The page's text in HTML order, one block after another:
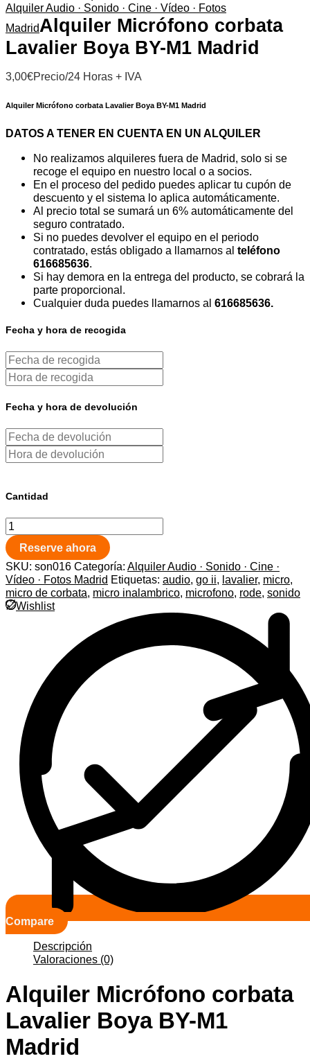
Alquiler Audio · Sonido · Cine · Vídeo · Fotos
MadridAlquiler Micrófono corbata
Lavalier Boya BY-M1 Madrid
3,00€Precio/24 Horas + IVA
Alquiler Micrófono corbata Lavalier Boya BY-M1 Madrid
DATOS A TENER EN CUENTA EN UN ALQUILER
No realizamos alquileres fuera de Madrid, solo si se
recoge el equipo en nuestro local o a socios.
En el proceso del pedido puedes aplicar tu cupón de
descuento y el sistema lo aplica automáticamente.
Al precio total se sumará un 6% automáticamente del
seguro contratado.
Si no puedes devolver el equipo en el periodo
contratado, estás obligado a llamarnos al teléfono
616685636.
Si hay demora en la entrega del producto, se cobrará la
parte proporcional.
Cualquier duda puedes llamarnos al 616685636.
Fecha y hora de recogida
Fecha y hora de devolución
Cantidad
Reserve ahora
SKU: son016 Categoría: Alquiler Audio · Sonido · Cine ·
Vídeo · Fotos Madrid Etiquetas: audio, go ii, lavalier, micro,
micro de corbata, micro inalambrico, microfono, rode, sonido
Wishlist
Compare
Descripción
Valoraciones (0)
Alquiler Micrófono corbata
Lavalier Boya BY-M1
Madrid